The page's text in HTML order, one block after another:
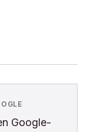
Google-